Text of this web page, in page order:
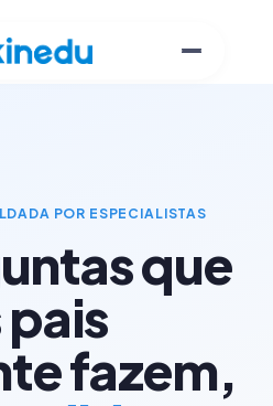
POR ESPECIALISTAS
que
pais
fazem,